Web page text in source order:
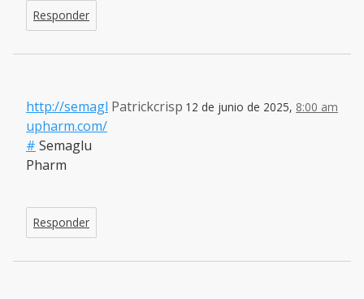
Responder
Patrickcrisp 12 de junio de 2025, 8:00 am
http://semagl
upharm.com/
# Semaglu
Pharm
Responder